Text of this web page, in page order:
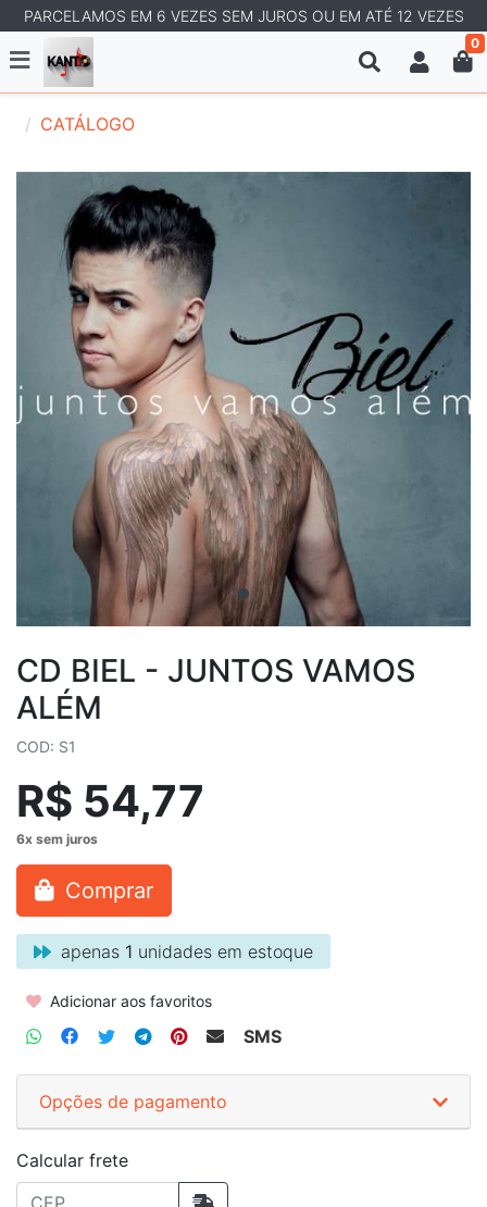
PARCELAMOS EM 6 VEZES SEM JUROS OU EM ATÉ 12 VEZES
0
CATÁLOGO
CD BIEL - JUNTOS VAMOS
ALÉM
COD: S1
R$ 54,77
Comprar
apenas 1 unidades em estoque
Adicionar aos favoritos
SMS
Opções de pagamento
Calcular frete